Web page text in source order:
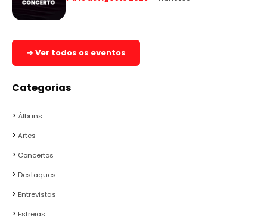
→ Ver todos os eventos
Categorias
Álbuns
Artes
Concertos
Destaques
Entrevistas
Estreias